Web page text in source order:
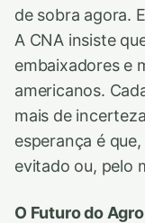
de sobra agora.
A CNA insiste
embaixadores e
americanos.
mais de
esperança é
evitado ou, pelo
O Futuro do